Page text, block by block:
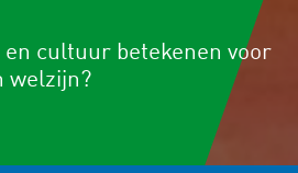
cultuur betekenen voor
welzijn?